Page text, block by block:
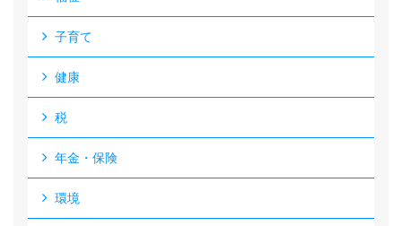
子育て
健康
税
年金・保険
環境